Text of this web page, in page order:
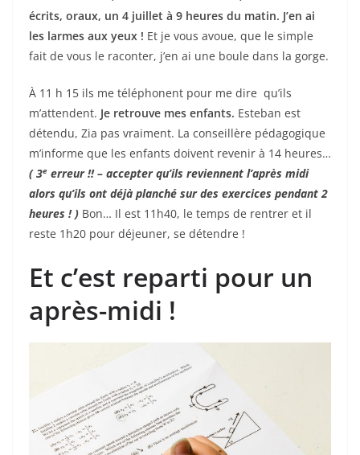
écrits, oraux, un 4 juillet à 9 heures du matin. J’en ai
les larmes aux yeux ! Et je vous avoue, que le simple
fait de vous le raconter, j’en ai une boule dans la gorge.
À 11 h 15 ils me téléphonent pour me dire qu’ils
m’attendent. Je retrouve mes enfants. Esteban est
détendu, Zia pas vraiment. La conseillère pédagogique
m’informe que les enfants doivent revenir à 14 heures…
( 3e erreur !! – accepter qu’ils reviennent l’après midi
alors qu’ils ont déjà planché sur des exercices pendant 2
heures ! ) Bon… Il est 11h40, le temps de rentrer et il
reste 1h20 pour déjeuner, se détendre !
Et c’est reparti pour un
après-midi !